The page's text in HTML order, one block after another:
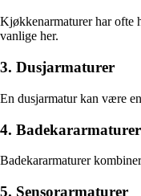
Kjøkkenarmaturer har ofte
vanlige her.
3. Dusjarmaturer
En dusjarmatur kan være
4. Badekararmaturer
Badekararmaturer
5. Sensorarmaturer